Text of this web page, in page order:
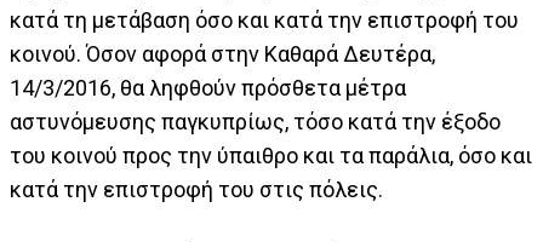
κατά τη μετάβαση όσο και κατά την επιστροφή του
κοινού. Όσον αφορά στην Καθαρά Δευτέρα,
14/3/2016, θα ληφθούν πρόσθετα μέτρα
αστυνόμευσης παγκυπρίως, τόσο κατά την έξοδο
του κοινού προς την ύπαιθρο και τα παράλια, όσο και
κατά την επιστροφή του στις πόλεις.